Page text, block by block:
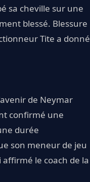
sa cheville sur une
blessé. Blessure
Tite a donné
de Neymar
confirmé une
durée
son meneur de jeu
affirmé le coach de la